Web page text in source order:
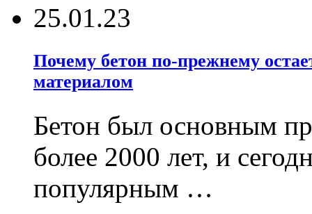
25.01.23
Почему бетон по-прежнему
материалом
Бетон был основным
более 2000 лет, и
популярным …